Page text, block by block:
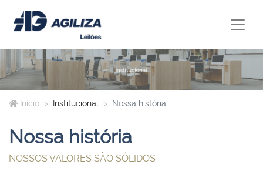
Início Institucional Nossa história
Nossa história
NOSSOS VALORES SÃO SÓLIDOS